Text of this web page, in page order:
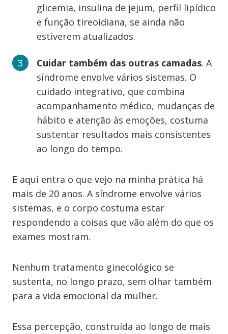
glicemia, insulina de jejum, perfil lipídico
e função tireoidiana, se ainda não
estiverem atualizados.
Cuidar também das outras camadas. A
síndrome envolve vários sistemas. O
cuidado integrativo, que combina
acompanhamento médico, mudanças de
hábito e atenção às emoções, costuma
sustentar resultados mais consistentes
ao longo do tempo.
E aqui entra o que vejo na minha prática há
mais de 20 anos. A síndrome envolve vários
sistemas, e o corpo costuma estar
respondendo a coisas que vão além do que os
exames mostram.
Nenhum tratamento ginecológico se
sustenta, no longo prazo, sem olhar também
para a vida emocional da mulher.
Essa percepção, construída ao longo de mais